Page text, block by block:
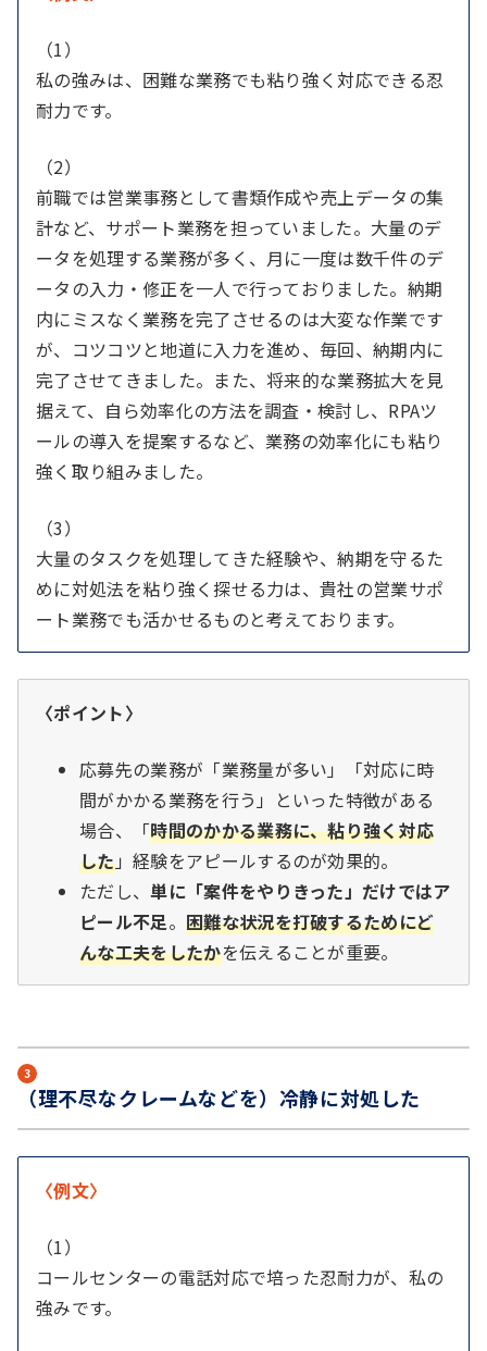
（1）
私の強みは、困難な業務でも粘り強く対応できる忍
耐力です。
（2）
前職では営業事務として書類作成や売上データの集
計など、サポート業務を担っていました。大量のデ
ータを処理する業務が多く、月に一度は数千件のデ
ータの入力・修正を一人で行っておりました。納期
内にミスなく業務を完了させるのは大変な作業です
が、コツコツと地道に入力を進め、毎回、納期内に
完了させてきました。また、将来的な業務拡大を見
据えて、自ら効率化の方法を調査・検討し、RPAツ
ールの導入を提案するなど、業務の効率化にも粘り
強く取り組みました。
（3）
大量のタスクを処理してきた経験や、納期を守るた
めに対処法を粘り強く探せる力は、貴社の営業サポ
ート業務でも活かせるものと考えております。
〈ポイント〉
応募先の業務が「業務量が多い」「対応に時
間がかかる業務を行う」といった特徴がある
場合、「時間のかかる業務に、粘り強く対応
した」経験をアピールするのが効果的。
ただし、単に「案件をやりきった」だけではア
ピール不足。 困難な状況を打破するためにど
んな工夫をしたかを伝えることが重要。
3
（理不尽なクレームなどを）冷静に対処した
〈例文〉
（1）
コールセンターの電話対応で培った忍耐力が、私の
強みです。